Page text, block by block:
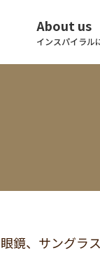
About us
インスパイラル
眼鏡、サングラ